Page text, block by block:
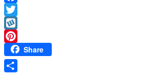
Facebook
Twitter
Wykop
PinterestShare